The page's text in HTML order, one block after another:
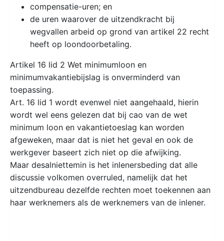
compensatie-uren; en
de uren waarover de uitzendkracht bij
wegvallen arbeid op grond van artikel 22 recht
heeft op loondoorbetaling.
Artikel 16 lid 2 Wet minimumloon en
minimumvakantiebijslag is onverminderd­ van
toepassing.
Art. 16 lid 1 wordt evenwel niet aangehaald, hierin
wordt wel eens gelezen dat bij cao van de wet
minimum loon en vakantietoeslag kan worden
afgeweken, maar dat is niet het geval en ook de
werkgever baseert zich niet op die afwijking.
Maar desalniettemin is het inlenersbeding dat alle
discussie volkomen overruled, namelijk dat het
uitzendbureau dezelfde rechten moet toekennen aan
haar werknemers als de werknemers van de inlener.